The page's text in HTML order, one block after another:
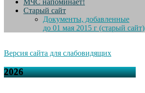
МЧС напоминает!
Старый сайт
Документы, добавленные
до 01 мая 2015 г (старый сайт)
Версия сайта для слабовидящих
2026